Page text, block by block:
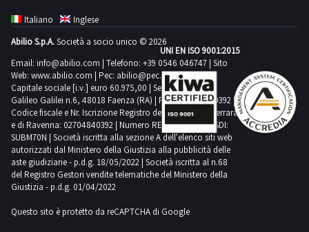
Italiano
Inglese
Abilio S.p.A.Società a socio unico © 2026
Email: info@abilio.com | Telefono: +39 0546 046747 | Sito
Web: www.abilio.com | Pec: abilio@pec.illimity.com
Capitale sociale [i.v.] euro 60.975,00 | Sede legale in Via
Galileo Galilei n.6, 48018 Faenza (RA) | P.IVA: 02704840392 |
Codice fiscale e Nr. Iscrizione Registro delle Imprese di Ferrara
e di Ravenna: 02704840392 | Numero REA RA 224830 | SDI:
SUBM70N | Società iscritta alla sezione A dell'elenco siti web
autorizzati dal Ministero della Giustizia alla pubblicità delle
aste giudiziarie - p.d.g. 18/05/2022 | Società iscritta al n.68
del Registro Gestori vendite telematiche del Ministero della
Giustizia - p.d.g. 01/04/2022
Questo sito è protetto da reCAPTCHA di Google
UNI EN ISO 9001:2015